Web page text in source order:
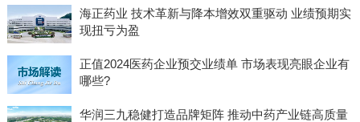
海正药业 技术革新与降本增效双重驱动 业绩预期实
现扭亏为盈
正值2024医药企业预交业绩单 市场表现亮眼企业有
哪些?
华润三九稳健打造品牌矩阵 推动中药产业链高质量